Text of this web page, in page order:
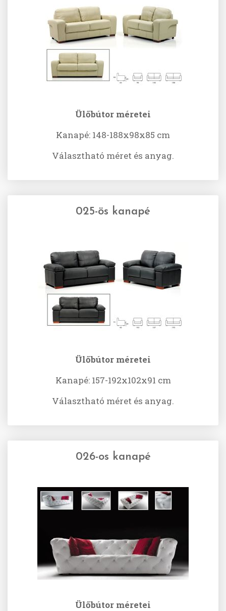
Ülőbútor méretei
Kanapé: 148-188x98x85 cm
Választható méret és anyag.
025-ös kanapé
Ülőbútor méretei
Kanapé: 157-192x102x91 cm
Választható méret és anyag.
026-os kanapé
Ülőbútor méretei